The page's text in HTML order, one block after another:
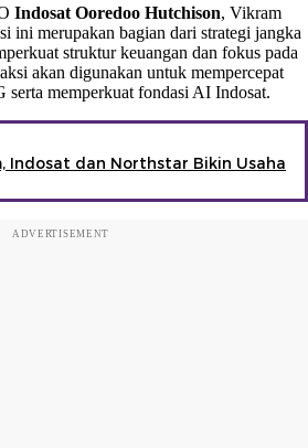
Indosat Ooredoo Hutchison, Vikram
ini merupakan bagian dari strategi jangka
struktur keuangan dan fokus pada
akan digunakan untuk mempercepat
serta memperkuat fondasi AI Indosat.
Indosat dan Northstar Bikin Usaha
ADVERTISEMENT